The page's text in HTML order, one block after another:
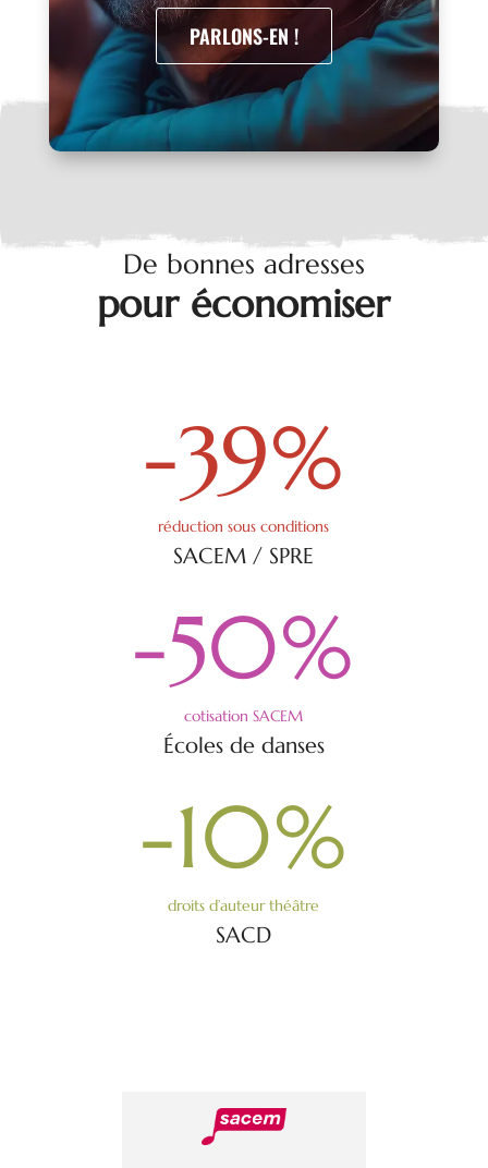
PARLONS-EN !
De bonnes adresses
pour économiser
-39%
réduction sous conditions
SACEM / SPRE
-50%
cotisation SACEM
Écoles de danses
-10%
droits d’auteur théâtre
SACD